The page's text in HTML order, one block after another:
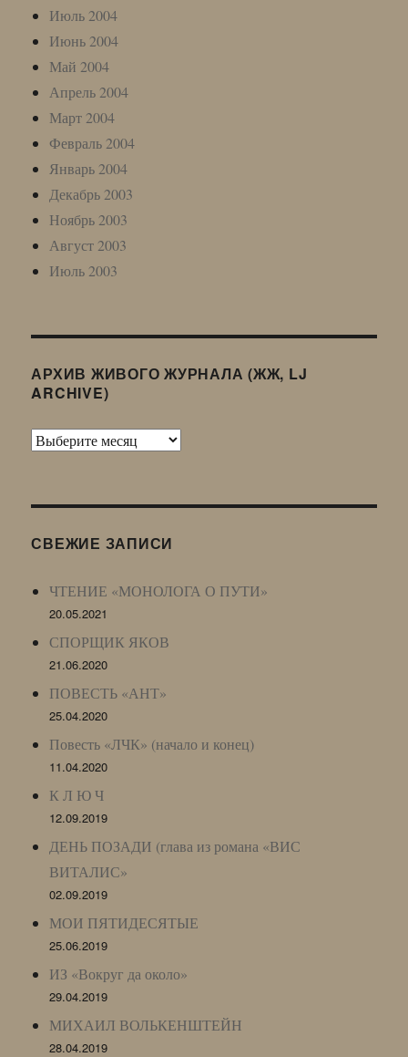
Июль 2004
Июнь 2004
Май 2004
Апрель 2004
Март 2004
Февраль 2004
Январь 2004
Декабрь 2003
Ноябрь 2003
Август 2003
Июль 2003
АРХИВ ЖИВОГО ЖУРНАЛА (ЖЖ, LJ
ARCHIVE)
Архив
LJ
СВЕЖИЕ ЗАПИСИ
ЧТЕНИЕ «МОНОЛОГА О ПУТИ»
20.05.2021
СПОРЩИК ЯКОВ
21.06.2020
ПОВЕСТЬ «АНТ»
25.04.2020
Повесть «ЛЧК» (начало и конец)
11.04.2020
К Л Ю Ч
12.09.2019
ДЕНЬ ПОЗАДИ (глава из романа «ВИС
ВИТАЛИС»
02.09.2019
МОИ ПЯТИДЕСЯТЫЕ
25.06.2019
ИЗ «Вокруг да около»
29.04.2019
МИХАИЛ ВОЛЬКЕНШТЕЙН
28.04.2019